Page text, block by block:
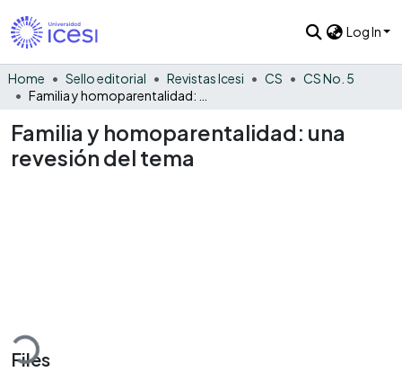
Log In
Home Sello editorial Revistas Icesi CS
CS No. 5
Familia y homoparentalidad: una
revesión del tema
Files